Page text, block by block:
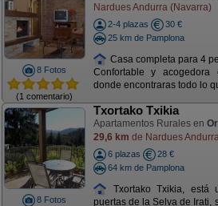
8 Fotos
(1 comentario)
Nardues Andurra (Navarra)
2-4 plazas
30 €
25 km de Pamplona
Casa completa para 4
Confortable y
donde encontraras todo lo
8 Fotos
Txortako Txikia
Apartamentos Rurales en
29,6 km de Nardues
6 plazas
28 €
64 km de Pamplona
Txortako Txikia, está
puertas de la Selva de Irati,